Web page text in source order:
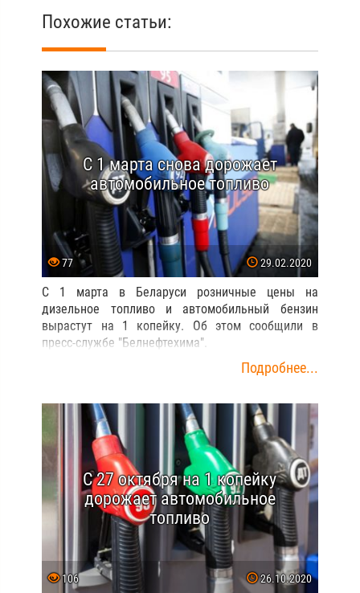
Похожие статьи:
С 1 марта снова дорожает
автомобильное топливо
77 29.02.2020
С 1 марта в Беларуси розничные цены на
дизельное топливо и автомобильный бензин
вырастут на 1 копейку. Об этом сообщили в
пресс-службе "Белнефтехима".
Подробнее...
С 27 октября на 1 копейку
дорожает автомобильное
топливо
106 26.10.2020